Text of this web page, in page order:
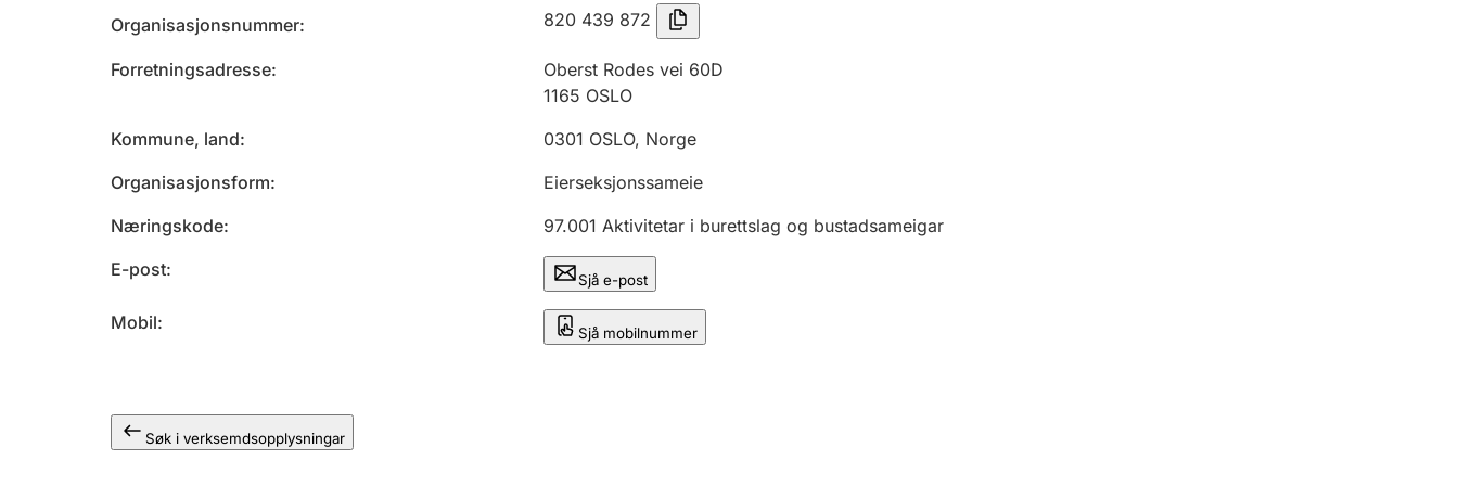
Organisasjonsnummer 820 439 872
Forretningsadresse
Oberst Rodes vei 60D
1165 OSLO
Kommune, land
0301 OSLO, Norge
Organisasjonsform
Eierseksjonssameie
Næringskode
97.001 Aktivitetar i burettslag og bustadsameigar
E-post
Sjå e-post
Mobil Sjå mobilnummer
Søk i verksemdsopplysningar